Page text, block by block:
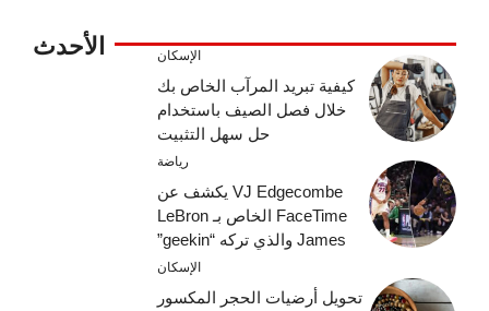
الأحدث الإسكان
كيفية تبريد المرآب الخاص بك
خلال فصل الصيف باستخدام
حل سهل التثبيت
رياضة
VJ Edgecombe يكشف عن
FaceTime الخاص بـ LeBron
James والذي تركه “geekin”
الإسكان
تحويل أرضيات الحجر المكسور